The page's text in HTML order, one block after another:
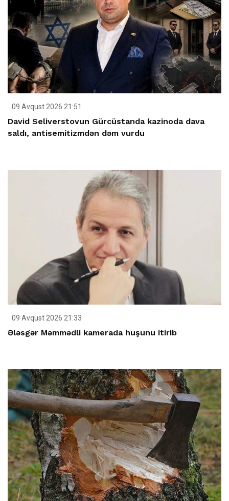
09 Avqust 2026 21:51
David Seliverstovun Gürcüstanda kazinoda dava
saldı, antisemitizmdən dəm vurdu
09 Avqust 2026 21:33
Ələsgər Məmmədli kamerada huşunu itirib